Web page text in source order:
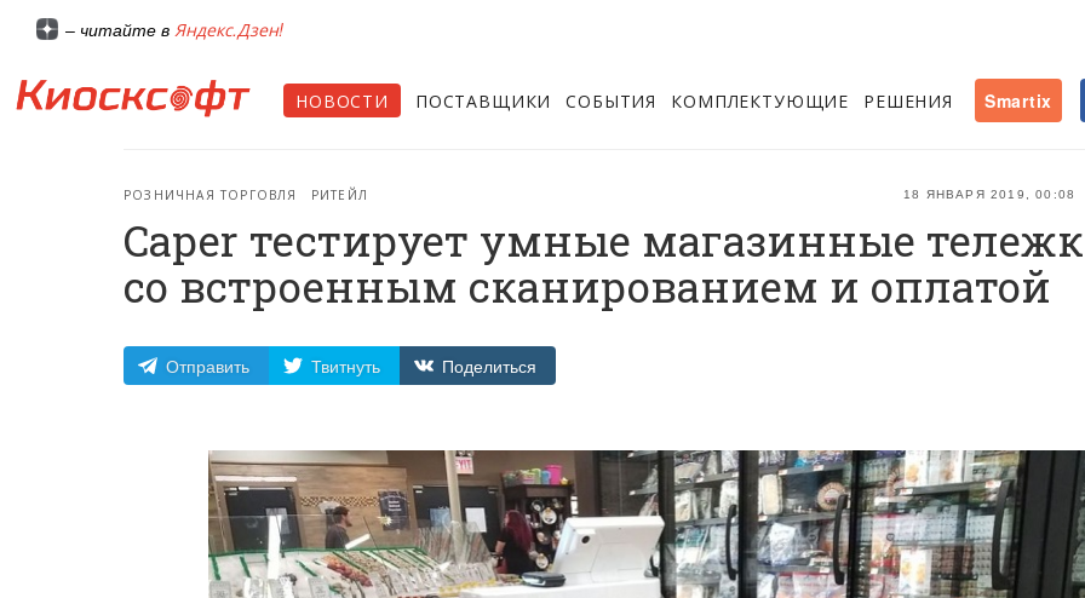
– читайте в Яндекс.Дзен!
НОВОСТИ ПОСТАВЩИКИ СОБЫТИЯ КОМПЛЕКТУЮЩИЕ РЕШЕНИЯ Smartix
18 ЯНВАРЯ 2019, 00:08
РОЗНИЧНАЯ ТОРГОВЛЯ РИТЕЙЛ
Caper тестирует умные магазинные
со встроенным сканированием и оплатой
Отправить Твитнуть Поделиться